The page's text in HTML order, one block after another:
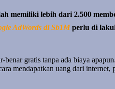
memiliki lebih dari 2.500
AdWords di Sb1Mperlu di
gratis tanpa ada biaya
mendapatkan uang dari internet,